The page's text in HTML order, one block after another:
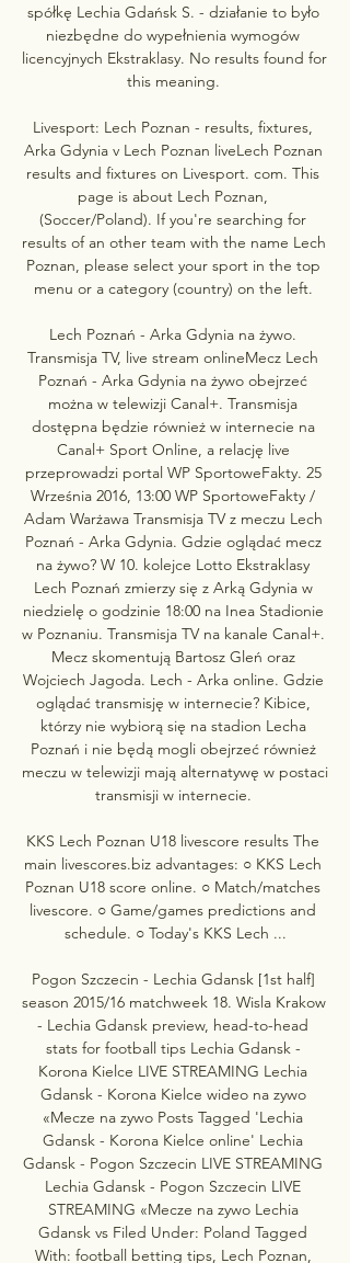
spółkę Lechia Gdańsk S. - działanie to było
niezbędne do wypełnienia wymogów
licencyjnych Ekstraklasy. No results found for
this meaning.
Livesport: Lech Poznan - results, fixtures,
Arka Gdynia v Lech Poznan liveLech Poznan
results and fixtures on Livesport. com. This
page is about Lech Poznan,
(Soccer/Poland). If you're searching for
results of an other team with the name Lech
Poznan, please select your sport in the top
menu or a category (country) on the left.
Lech Poznań - Arka Gdynia na żywo.
Transmisja TV, live stream onlineMecz Lech
Poznań - Arka Gdynia na żywo obejrzeć
można w telewizji Canal+. Transmisja
dostępna będzie również w internecie na
Canal+ Sport Online, a relację live
przeprowadzi portal WP SportoweFakty. 25
Września 2016, 13:00 WP SportoweFakty /
Adam Warżawa Transmisja TV z meczu Lech
Poznań - Arka Gdynia. Gdzie oglądać mecz
na żywo? W 10. kolejce Lotto Ekstraklasy
Lech Poznań zmierzy się z Arką Gdynia w
niedzielę o godzinie 18:00 na Inea Stadionie
w Poznaniu. Transmisja TV na kanale Canal+.
Mecz skomentują Bartosz Gleń oraz
Wojciech Jagoda. Lech - Arka online. Gdzie
oglądać transmisję w internecie? Kibice,
którzy nie wybiorą się na stadion Lecha
Poznań i nie będą mogli obejrzeć również
meczu w telewizji mają alternatywę w postaci
transmisji w internecie.
KKS Lech Poznan U18 livescore results The
main livescores.biz advantages: ○ KKS Lech
Poznan U18 score online. ○ Match/matches
livescore. ○ Game/games predictions and
schedule. ○ Today's KKS Lech ...
Pogon Szczecin - Lechia Gdansk [1st half]
season 2015/16 matchweek 18. Wisla Krakow
- Lechia Gdansk preview, head-to-head
stats for football tips Lechia Gdansk -
Korona Kielce LIVE STREAMING Lechia
Gdansk - Korona Kielce wideo na zywo
«Mecze na zywo Posts Tagged 'Lechia
Gdansk - Korona Kielce online' Lechia
Gdansk - Pogon Szczecin LIVE STREAMING
Lechia Gdansk - Pogon Szczecin LIVE
STREAMING «Mecze na zywo Lechia
Gdansk vs Filed Under: Poland Tagged
With: football betting tips, Lech Poznan,